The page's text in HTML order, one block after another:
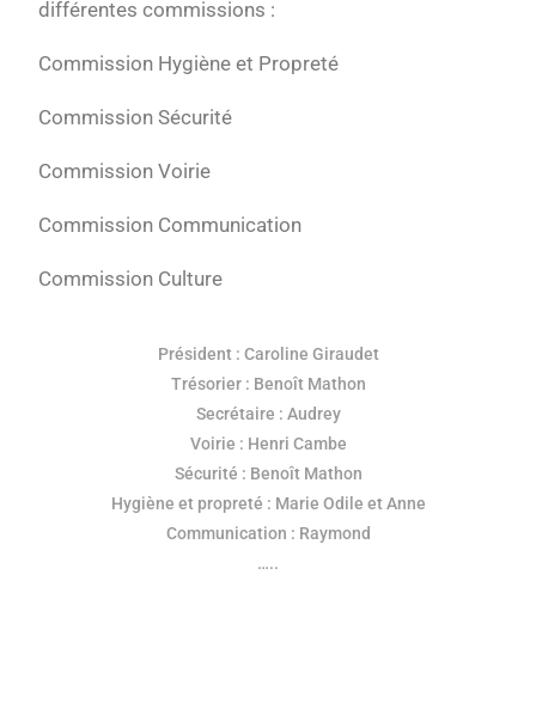
Propreté – Gestion des déchets
différentes commissions :
Commission Hygiène et Propreté
Commission Sécurité
Commission Voirie
Commission Communication
Commission Culture
Président : Caroline Giraudet
Trésorier : Benoît Mathon
Secrétaire : Audrey
Voirie : Henri Cambe
Sécurité : Benoît Mathon
Hygiène et propreté : Marie Odile et Anne
Communication : Raymond
…..